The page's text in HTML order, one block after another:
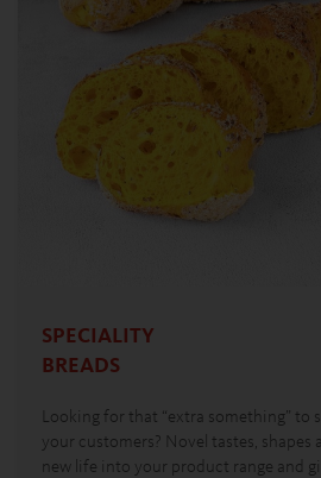
SPECIALITY
BREADS
Looking for that “extra something” to
your customers? Novel tastes, shapes
new life into your product range and